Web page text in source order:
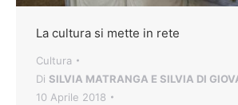
La cultura si mette in rete
Cultura
Di SILVIA MATRANGA E SILVIA DI
10 Aprile 2018